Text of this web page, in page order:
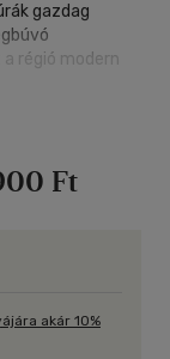
gazdag
régió modern
mű
a
még
az
előtt, s
Ft
akár 10%